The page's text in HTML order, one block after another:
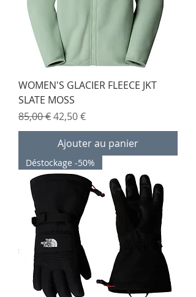
WOMEN'S GLACIER FLEECE JKT
SLATE MOSS
Prix original
85,00 €Prix promotionnel
42,50 €
Ajouter au panier
Déstockage -50%